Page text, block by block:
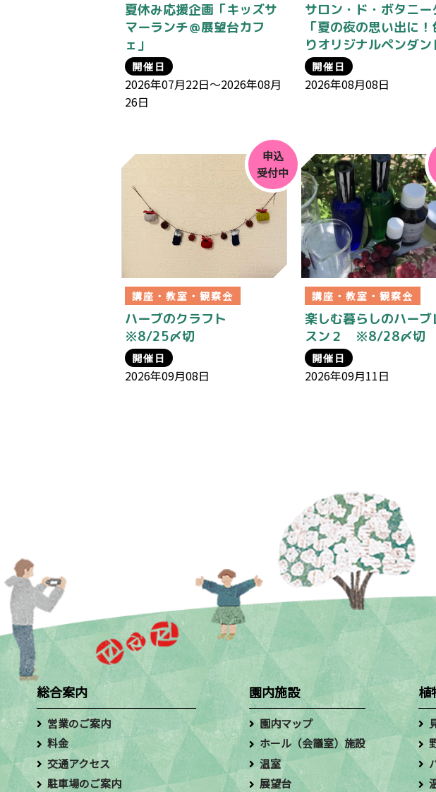
夏休み応援企画「キッズサ
マーランチ＠展望台カフ
ェ」
開催日
2026年07月22日～2026年08月
26日
サロン・ド・ボタニー
「夏の夜の思い出に！
りオリジナルペンダン
開催日
2026年08月08日
申込
受付中
講座・教室・観察会
ハーブのクラフト
※8/25〆切
開催日
2026年09月08日
講座・教室・観察会
楽しむ暮らしのハーブ
スン２ ※8/28〆切
開催日
2026年09月11日
総合案内
営業のご案内
料金
交通アクセス
駐車場のご案内
園内施設
園内マップ
ホール（会議室）施設
温室
展望台
植